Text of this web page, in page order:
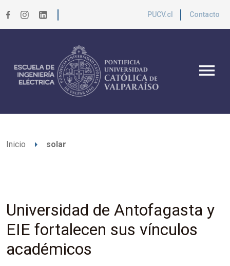
PUCV.cl Contacto
menu
Inicio arrow_right solar
Universidad de Antofagasta y
EIE fortalecen sus vínculos
académicos